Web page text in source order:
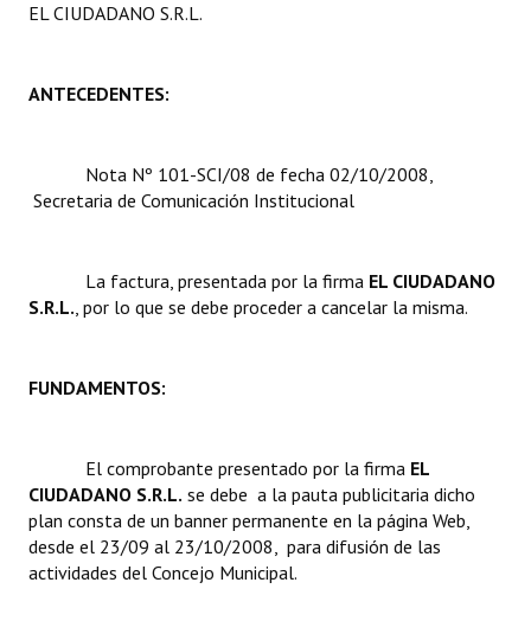
Constitución Nacional
Digesto
DOCUMENTOS
Dictámenes Asesoría Letrada
Actas de Sesión
Informes de Unidad Coordinadora
EL CIUDADANO S.R.L.
ANTECEDENTES:
Nota Nº 101-SCI/08 de fecha 02/10/2008,
Secretaria de Comunicación Institucional
La factura, presentada por la firma  EL CIUDADANO
S.R.L., por lo que se debe proceder a cancelar la misma.
FUNDAMENTOS:
El comprobante presentado por la firma  EL
CIUDADANO S.R.L. se debe a la pauta publicitaria dicho
plan consta de un banner permanente en la página Web,
desde el 23/09 al 23/10/2008, para difusión de las
actividades del Concejo Municipal.